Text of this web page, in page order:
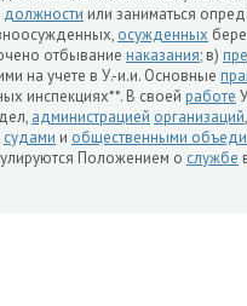
должности или заниматься
осужденных
отбывание наказания; в)
на учете в У.-и.и. Основные
инспекциях**. В своей работе
администрацией организаций
судами и общественными
Положением о службе